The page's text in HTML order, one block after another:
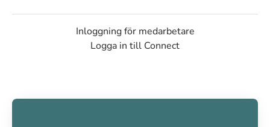
Inloggning för medarbetare
Logga in till Connect